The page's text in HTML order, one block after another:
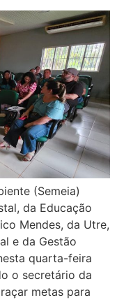
(Semeia)
da Educação
Mendes, da Utre,
e da Gestão
quarta-feira
o secretário da
metas para